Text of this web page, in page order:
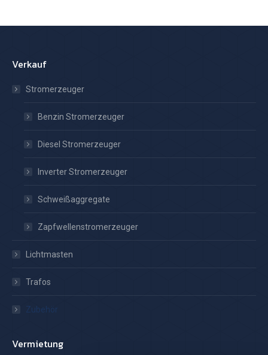
Verkauf
Stromerzeuger
Benzin Stromerzeuger
Diesel Stromerzeuger
Inverter Stromerzeuger
Schweißaggregate
Zapfwellenstromerzeuger
Lichtmasten
Trafos
Zubehör
Vermietung